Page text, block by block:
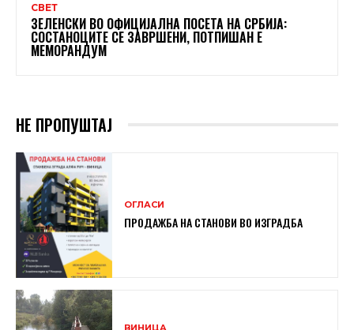
СВЕТ
ЗЕЛЕНСКИ ВО ОФИЦИЈАЛНА ПОСЕТА НА СРБИЈА:
СОСТАНОЦИТЕ СЕ ЗАВРШЕНИ, ПОТПИШАН Е
МЕМОРАНДУМ
НЕ ПРОПУШТАЈ
ОГЛАСИ
ПРОДАЖБА НА СТАНОВИ ВО ИЗГРАДБА
ВИНИЦА